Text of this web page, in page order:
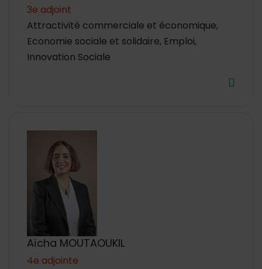
3e adjoint
Attractivité commerciale et économique,
Economie sociale et solidaire, Emploi,
Innovation Sociale
Aïcha MOUTAOUKIL
4e adjointe